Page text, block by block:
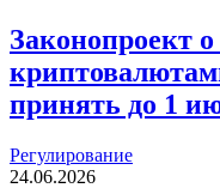
Законопроект
принять до 1
Регулирование
24.06.2026